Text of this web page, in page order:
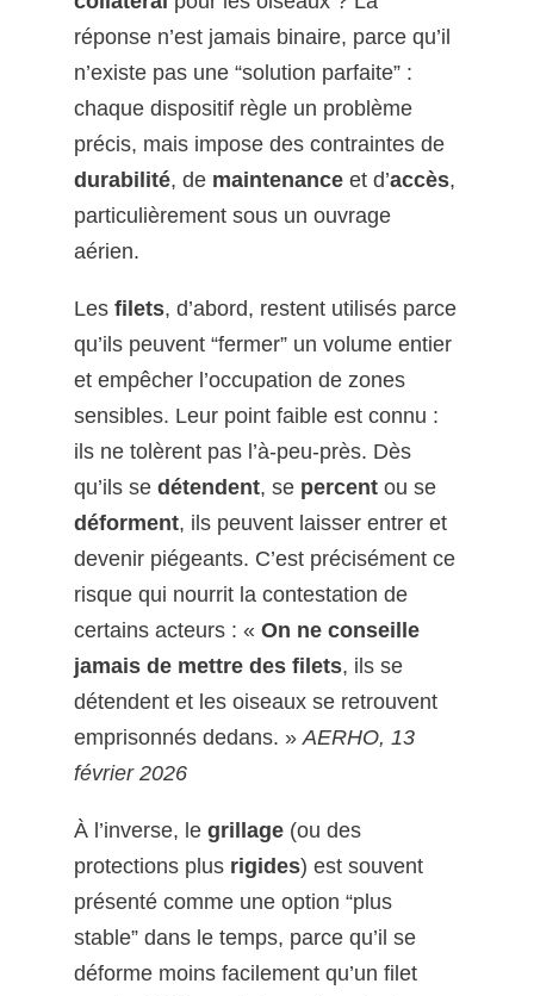
réponse n’est jamais binaire, parce qu’il
n’existe pas une “solution parfaite” :
chaque dispositif règle un problème
précis, mais impose des contraintes de
durabilité, de maintenance et d’accès,
particulièrement sous un ouvrage
aérien.
Lesfilets, d’abord, restent utilisés parce
qu’ils peuvent “fermer” un volume entier
et empêcher l’occupation de zones
sensibles. Leur point faible est connu :
ils ne tolèrent pas l’à-peu-près. Dès
qu’ils sedétendent, se percent ou se
déforment, ils peuvent laisser entrer et
devenir piégeants. C’est précisément ce
risque qui nourrit la contestation de
certains acteurs : «On ne conseille
jamais de mettre des filets, ils se
détendent et les oiseaux se retrouvent
emprisonnés dedans. »AERHO, 13
février 2026
À l’inverse, legrillage (ou des
protections plus rigides) est souvent
présenté comme une option “plus
stable” dans le temps, parce qu’il se
déforme moins facilement qu’un filet